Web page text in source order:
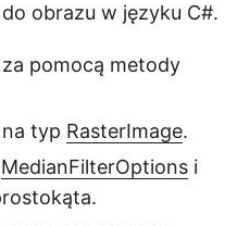
obrazu w języku C#.
pomocą metody
typ RasterImage.
MedianFilterOptions i